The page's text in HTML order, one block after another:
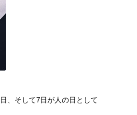
、そして7日が人の日として